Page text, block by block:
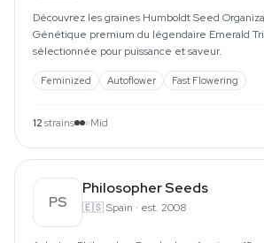
Découvrez les graines Humboldt Seed
Génétique premium du légendaire Emerald
sélectionnée pour puissance et saveur.
Feminized Autoflower Fast Flowering
12 strains Mid
PS
Philosopher Seeds
🇪🇸Spain · est. 2008